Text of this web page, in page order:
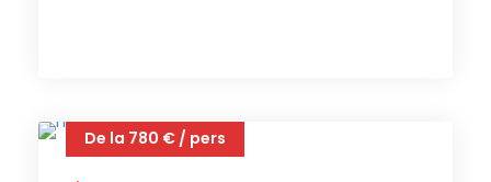
De la 780 € / pers